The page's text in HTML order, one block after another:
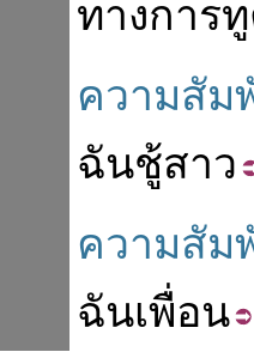
ทางการ
ความสัม
ฉันชู้สาว
ความสัม
ฉันเพื่อน